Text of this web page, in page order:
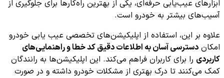
ابزارهای عیب‌یابی حرفه‌ای، یکی از بهترین راه‌کارها برای جلوگیری از
آسیب‌های بیشتر به خودرو است.
علاوه بر این، استفاده از اپلیکیشن‌های تخصصی عیب یابی خودرو
امکان دسترسی آسان به اطلاعات دقیق کد خطا و راهنمایی‌های
کاربردی را برای کاربران فراهم می‌کند. این اپلیکیشن‌ها به رانندگان
کمک می‌کنند تا درک بهتری از مشکلات خودرو داشته و در صورت